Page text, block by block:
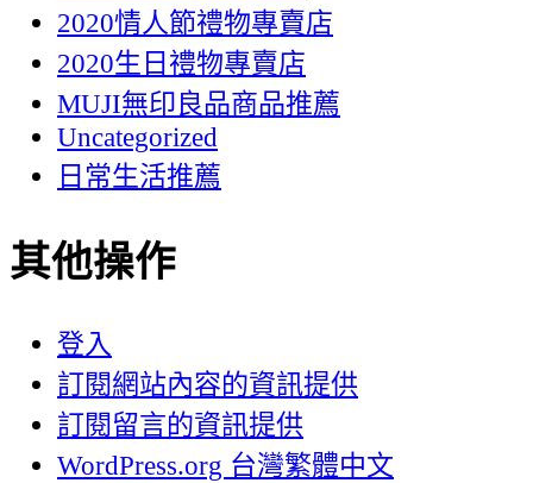
2020情人節禮物專賣店
2020生日禮物專賣店
MUJI無印良品商品推薦
Uncategorized
日常生活推薦
其他操作
登入
訂閱網站內容的資訊提供
訂閱留言的資訊提供
WordPress.org 台灣繁體中文